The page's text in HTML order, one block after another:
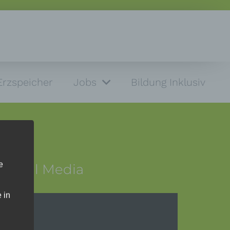
Jobs Bildung Inklusiv
Social Media
in